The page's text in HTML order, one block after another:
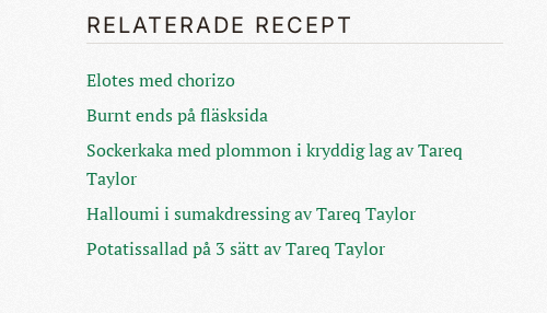
RELATERADE RECEPT
Elotes med chorizo
Burnt ends på fläsksida
Sockerkaka med plommon i kryddig lag av Tareq
Taylor
Halloumi i sumakdressing av Tareq Taylor
Potatissallad på 3 sätt av Tareq Taylor